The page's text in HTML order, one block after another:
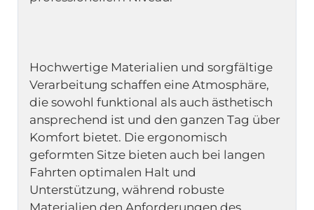
Hochwertige Materialien und sorgfältige
Verarbeitung schaffen eine Atmosphäre,
die sowohl funktional als auch ästhetisch
ansprechend ist und den ganzen Tag über
Komfort bietet. Die ergonomisch
geformten Sitze bieten auch bei langen
Fahrten optimalen Halt und
Unterstützung, während robuste
Materialien den Anforderungen des